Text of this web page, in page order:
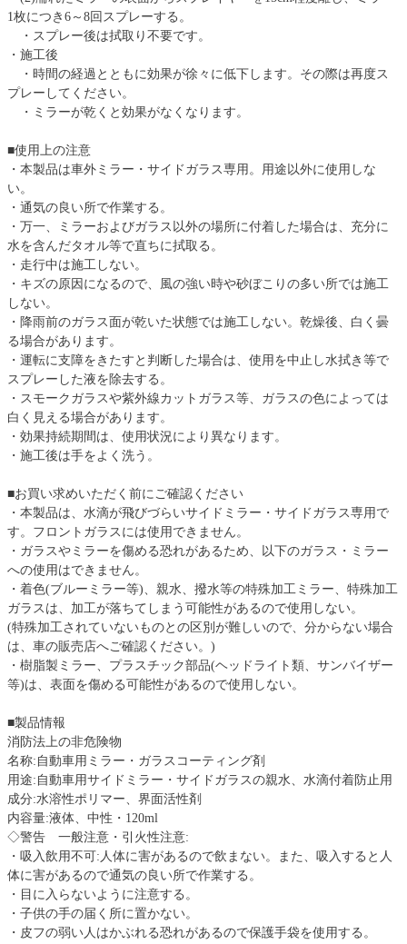
1枚につき6～8回スプレーする。
・スプレー後は拭取り不要です。
・施工後
・時間の経過とともに効果が徐々に低下します。その際は再度ス
プレーしてください。
・ミラーが乾くと効果がなくなります。
■使用上の注意
・本製品は車外ミラー・サイドガラス専用。用途以外に使用しな
い。
・通気の良い所で作業する。
・万一、ミラーおよびガラス以外の場所に付着した場合は、充分に
水を含んだタオル等で直ちに拭取る。
・走行中は施工しない。
・キズの原因になるので、風の強い時や砂ぼこりの多い所では施工
しない。
・降雨前のガラス面が乾いた状態では施工しない。乾燥後、白く曇
る場合があります。
・運転に支障をきたすと判断した場合は、使用を中止し水拭き等で
スプレーした液を除去する。
・スモークガラスや紫外線カットガラス等、ガラスの色によっては
白く見える場合があります。
・効果持続期間は、使用状況により異なります。
・施工後は手をよく洗う。
■お買い求めいただく前にご確認ください
・本製品は、水滴が飛びづらいサイドミラー・サイドガラス専用で
す。フロントガラスには使用できません。
・ガラスやミラーを傷める恐れがあるため、以下のガラス・ミラー
への使用はできません。
・着色(ブルーミラー等)、親水、撥水等の特殊加工ミラー、特殊加工
ガラスは、加工が落ちてしまう可能性があるので使用しない。
(特殊加工されていないものとの区別が難しいので、分からない場合
は、車の販売店へご確認ください。)
・樹脂製ミラー、プラスチック部品(ヘッドライト類、サンバイザー
等)は、表面を傷める可能性があるので使用しない。
■製品情報
消防法上の非危険物
名称:自動車用ミラー・ガラスコーティング剤
用途:自動車用サイドミラー・サイドガラスの親水、水滴付着防止用
成分:水溶性ポリマー、界面活性剤
内容量:液体、中性・120ml
◇警告 一般注意・引火性注意:
・吸入飲用不可:人体に害があるので飲まない。また、吸入すると人
体に害があるので通気の良い所で作業する。
・目に入らないように注意する。
・子供の手の届く所に置かない。
・皮フの弱い人はかぶれる恐れがあるので保護手袋を使用する。